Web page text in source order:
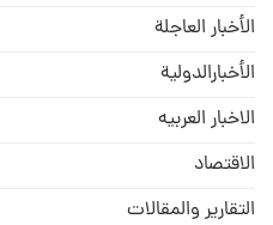
الأخبار العاجلة
الأخبارالدولية
الاخبار العربيه
الاقتصاد
التقارير والمقالات